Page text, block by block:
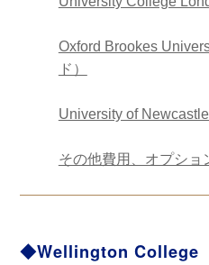
Oxford Brookes
ド）
University of
その他費用、オプショ
Wellington College